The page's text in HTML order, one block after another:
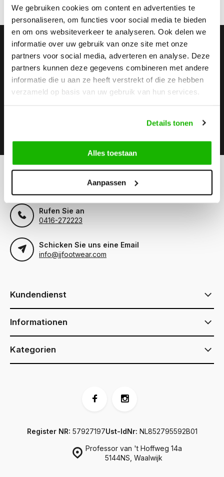
We gebruiken cookies om content en advertenties te
personaliseren, om functies voor social media te bieden
en om ons websiteverkeer te analyseren. Ook delen we
informatie over uw gebruik van onze site met onze
partners voor social media, adverteren en analyse. Deze
partners kunnen deze gegevens combineren met andere
informatie die u aan ze heeft verstrekt of die ze hebben
verzameld op basis van uw gebruik van hun services.
Details tonen
Alles toestaan
Aanpassen
Seite 1 von 1
Stay up to date
Abonnieren Sie unseren Newsletter, um auf dem neuesten
Stand zu bleiben.
Kundendienst:
Rufen Sie an
0416-272223
Schicken Sie uns eine Email
info@jjfootwear.com
Kundendienst
Informationen
Kategorien
Professor van 't Hoffweg 14a
5144NS, Waalwijk
Register NR: 57927197Ust-IdNr: NL852795592B01